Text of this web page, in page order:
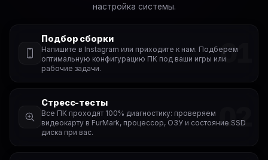
настройка системы.
01
Подбор сборки
Напишите в Instagram или приходите к нам. Подберем
оптимальную конфигурацию ПК под ваши игры или
рабочие задачи.
02
Стресс-тесты
Все ПК проходят 100% диагностику: проверяем
видеокарту в FurMark, процессор, ОЗУ и состояние SSD
диска при вас.